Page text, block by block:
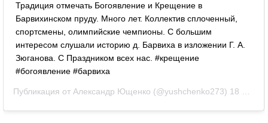
Традиция отмечать Богоявление и Крещение в
Барвихинском пруду. Много лет. Коллектив сплоченный,
спортсмены, олимпийские чемпионы. С большим
интересом слушали историю д. Барвиха в изложении Г. А.
Зюганова. С Праздником всех нас. #крещение
#богоявление #барвиха
Публикация от Александр Ющенко (@yushchenko273) 18 Янв 2019 в 1:46 PST